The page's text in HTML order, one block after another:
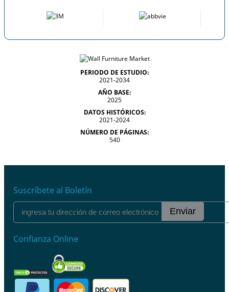
PERIODO DE ESTUDIO:
2021-2034
AÑO BASE:
2025
DATOS HISTÓRICOS:
2021-2024
NÚMERO DE PÁGINAS:
540
Suscríbete al Boletín
Enviar
Confianza Online